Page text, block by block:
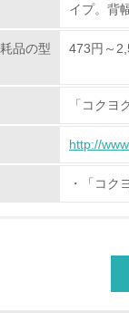
流を必要とする業務
きるだけ小さい包装
きるだけ小さい物流
使用していない）
用量及び外部への
イプ。背
品の型
473円～
「コク
http://
・「コク